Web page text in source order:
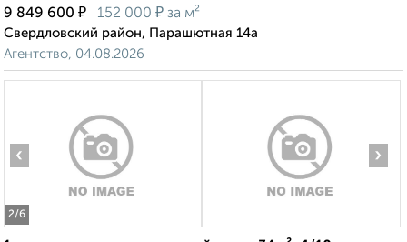
9 849 600 ₽ 152 000 ₽ за м²
Свердловский район, Парашютная 14а
Агентство, 04.08.2026
2/6
‹ ›